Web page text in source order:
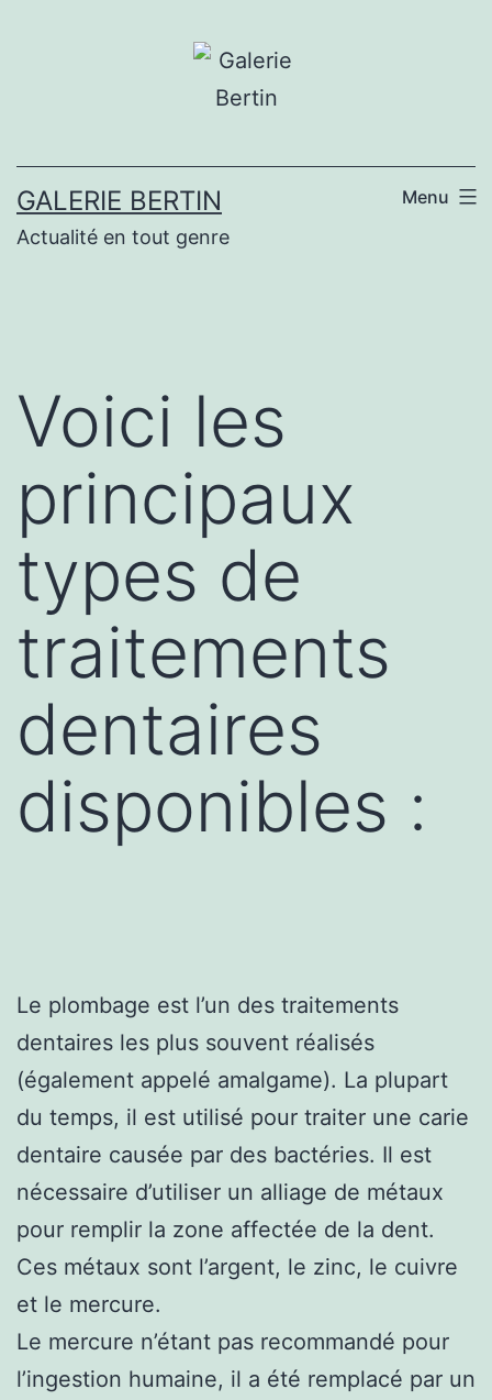
GALERIE BERTIN
Actualité en tout genre
Menu
Voici les
principaux
types de
traitements
dentaires
disponibles :
Le plombage est l’un des traitements
dentaires les plus souvent réalisés
(également appelé amalgame). La plupart
du temps, il est utilisé pour traiter une carie
dentaire causée par des bactéries. Il est
nécessaire d’utiliser un alliage de métaux
pour remplir la zone affectée de la dent.
Ces métaux sont l’argent, le zinc, le cuivre
et le mercure.
Le mercure n’étant pas recommandé pour
l’ingestion humaine, il a été remplacé par un